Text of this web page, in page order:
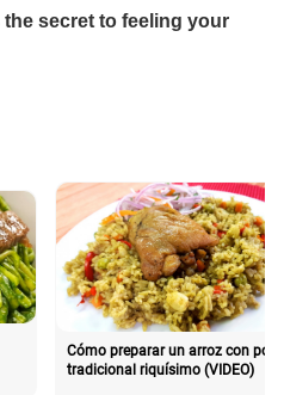
Cómo preparar un arroz con pollo
tradicional riquísimo (VIDEO)